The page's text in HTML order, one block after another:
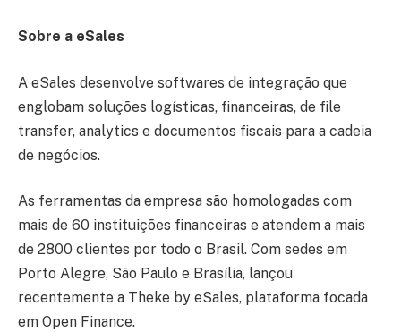
Sobre a eSales
A eSales desenvolve softwares de integração que
englobam soluções logísticas, financeiras, de file
transfer, analytics e documentos fiscais para a cadeia
de negócios.
As ferramentas da empresa são homologadas com
mais de 60 instituições financeiras e atendem a mais
de 2800 clientes por todo o Brasil. Com sedes em
Porto Alegre, São Paulo e Brasília, lançou
recentemente a Theke by eSales, plataforma focada
em Open Finance.